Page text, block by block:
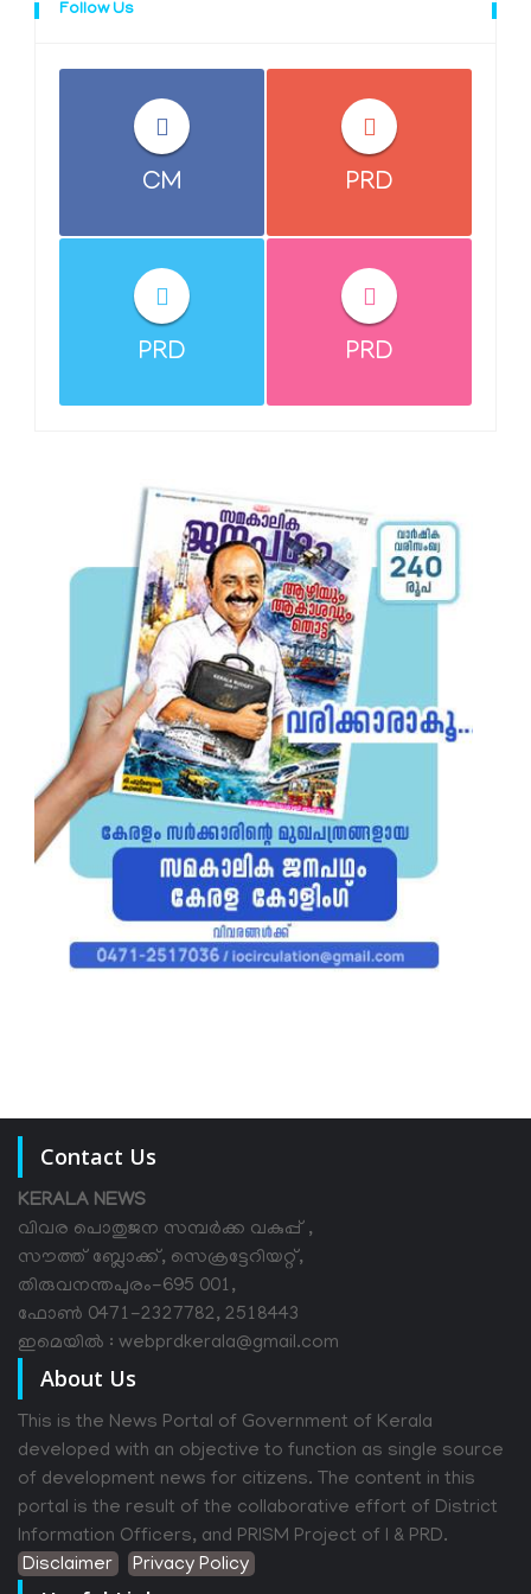
Follow Us
CM PRD
PRD PRD
Contact Us
KERALA NEWS
വിവര പൊതുജന സമ്പര്‍ക്ക വകുപ്പ് ,
സൗത്ത് ബ്ലോക്ക്, സെക്രട്ടേറിയറ്റ്,
തിരുവനന്തപുരം-695 001,
ഫോൺ 0471-2327782, 2518443
ഇമെയിൽ : webprdkerala@gmail.com
About Us
This is the News Portal of Government of Kerala
developed with an objective to function as single source
of development news for citizens. The content in this
portal is the result of the collaborative effort of District
Information Officers, and PRISM Project of I & PRD.
Disclaimer
Privacy Policy